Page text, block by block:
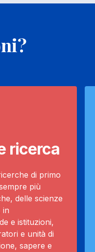
ricerca
di primo
più
delle scienze
in
e istituzioni,
e unità di
sapere e